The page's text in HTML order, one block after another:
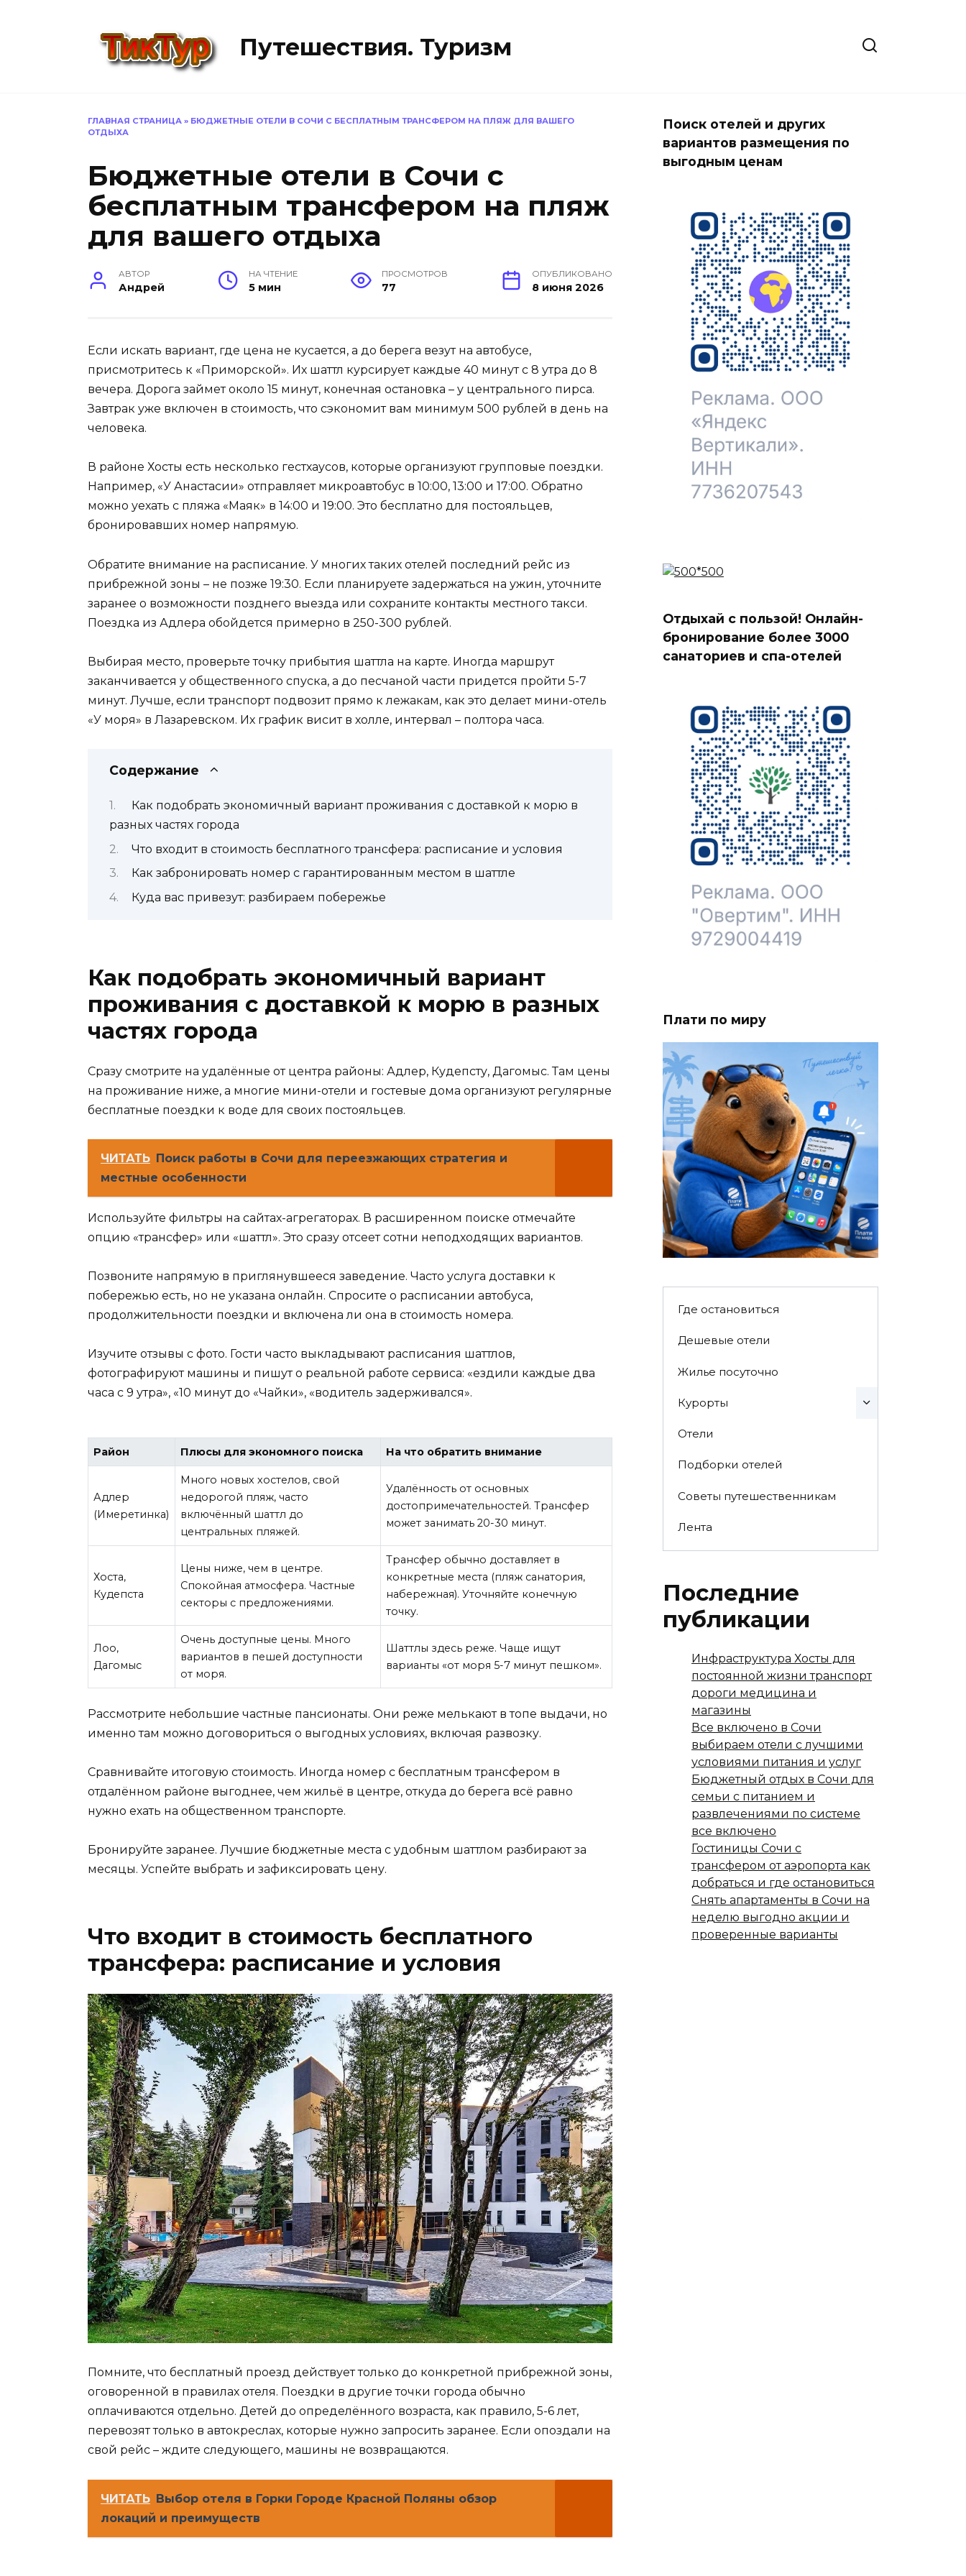
Путешествия. Туризм
ГЛАВНАЯ СТРАНИЦА » БЮДЖЕТНЫЕ ОТЕЛИ В СОЧИ С БЕСПЛАТНЫМ ТРАНСФЕРОМ НА ПЛЯЖ ДЛЯ ВАШЕГО
ОТДЫХА
Бюджетные отели в Сочи с
бесплатным трансфером на пляж
для вашего отдыха
АВТОР
Андрей
НА ЧТЕНИЕ
5 мин
ПРОСМОТРОВ
77
ОПУБЛИКОВАНО
8 июня 2026
Если искать вариант, где цена не кусается, а до берега везут на автобусе,
присмотритесь к «Приморской». Их шаттл курсирует каждые 40 минут с 8 утра до 8
вечера. Дорога займет около 15 минут, конечная остановка – у центрального пирса.
Завтрак уже включен в стоимость, что сэкономит вам минимум 500 рублей в день на
человека.
В районе Хосты есть несколько гестхаусов, которые организуют групповые поездки.
Например, «У Анастасии» отправляет микроавтобус в 10:00, 13:00 и 17:00. Обратно
можно уехать с пляжа «Маяк» в 14:00 и 19:00. Это бесплатно для постояльцев,
бронировавших номер напрямую.
Обратите внимание на расписание. У многих таких отелей последний рейс из
прибрежной зоны – не позже 19:30. Если планируете задержаться на ужин, уточните
заранее о возможности позднего выезда или сохраните контакты местного такси.
Поездка из Адлера обойдется примерно в 250-300 рублей.
Выбирая место, проверьте точку прибытия шаттла на карте. Иногда маршрут
заканчивается у общественного спуска, а до песчаной части придется пройти 5-7
минут. Лучше, если транспорт подвозит прямо к лежакам, как это делает мини-отель
«У моря» в Лазаревском. Их график висит в холле, интервал – полтора часа.
Содержание
Как подобрать экономичный вариант проживания с доставкой к морю в
разных частях города
Что входит в стоимость бесплатного трансфера: расписание и условия
Как забронировать номер с гарантированным местом в шаттле
Куда вас привезут: разбираем побережье
Как подобрать экономичный вариант
проживания с доставкой к морю в разных
частях города
Сразу смотрите на удалённые от центра районы: Адлер, Кудепсту, Дагомыс. Там цены
на проживание ниже, а многие мини-отели и гостевые дома организуют регулярные
бесплатные поездки к воде для своих постояльцев.
ЧИТАТЬ Поиск работы в Сочи для переезжающих стратегия и
местные особенности
Используйте фильтры на сайтах-агрегаторах. В расширенном поиске отмечайте
опцию «трансфер» или «шаттл». Это сразу отсеет сотни неподходящих вариантов.
Позвоните напрямую в приглянувшееся заведение. Часто услуга доставки к
побережью есть, но не указана онлайн. Спросите о расписании автобуса,
продолжительности поездки и включена ли она в стоимость номера.
Изучите отзывы с фото. Гости часто выкладывают расписания шаттлов,
фотографируют машины и пишут о реальной работе сервиса: «ездили каждые два
часа с 9 утра», «10 минут до «Чайки», «водитель задерживался».
Район Плюсы для экономного поиска На что обратить внимание
Адлер
(Имеретинка)
Много новых хостелов, свой
недорогой пляж, часто
включённый шаттл до
центральных пляжей.
Удалённость от основных
достопримечательностей. Трансфер
может занимать 20-30 минут.
Хоста,
Кудепста
Цены ниже, чем в центре.
Спокойная атмосфера. Частные
секторы с предложениями.
Трансфер обычно доставляет в
конкретные места (пляж санатория,
набережная). Уточняйте конечную
точку.
Лоо,
Дагомыс
Очень доступные цены. Много
вариантов в пешей доступности
от моря.
Шаттлы здесь реже. Чаще ищут
варианты «от моря 5-7 минут пешком».
Рассмотрите небольшие частные пансионаты. Они реже мелькают в топе выдачи, но
именно там можно договориться о выгодных условиях, включая развозку.
Сравнивайте итоговую стоимость. Иногда номер с бесплатным трансфером в
отдалённом районе выгоднее, чем жильё в центре, откуда до берега всё равно
нужно ехать на общественном транспорте.
Бронируйте заранее. Лучшие бюджетные места с удобным шаттлом разбирают за
месяцы. Успейте выбрать и зафиксировать цену.
Что входит в стоимость бесплатного
трансфера: расписание и условия
Помните, что бесплатный проезд действует только до конкретной прибрежной зоны,
оговоренной в правилах отеля. Поездки в другие точки города обычно
оплачиваются отдельно. Детей до определённого возраста, как правило, 5-6 лет,
перевозят только в автокреслах, которые нужно запросить заранее. Если опоздали на
свой рейс – ждите следующего, машины не возвращаются.
ЧИТАТЬ Выбор отеля в Горки Городе Красной Поляны обзор
локаций и преимуществ
Поиск отелей и других
вариантов размещения по
выгодным ценам
Отдыхай с пользой! Онлайн-
бронирование более 3000
санаториев и спа-отелей
Плати по миру
Где остановиться
Дешевые отели
Жилье посуточно
Курорты
Отели
Подборки отелей
Советы путешественникам
Лента
Последние
публикации
Инфраструктура Хосты для
постоянной жизни транспорт
дороги медицина и
магазины
Все включено в Сочи
выбираем отели с лучшими
условиями питания и услуг
Бюджетный отдых в Сочи для
семьи с питанием и
развлечениями по системе
все включено
Гостиницы Сочи с
трансфером от аэропорта как
добраться и где остановиться
Снять апартаменты в Сочи на
неделю выгодно акции и
проверенные варианты